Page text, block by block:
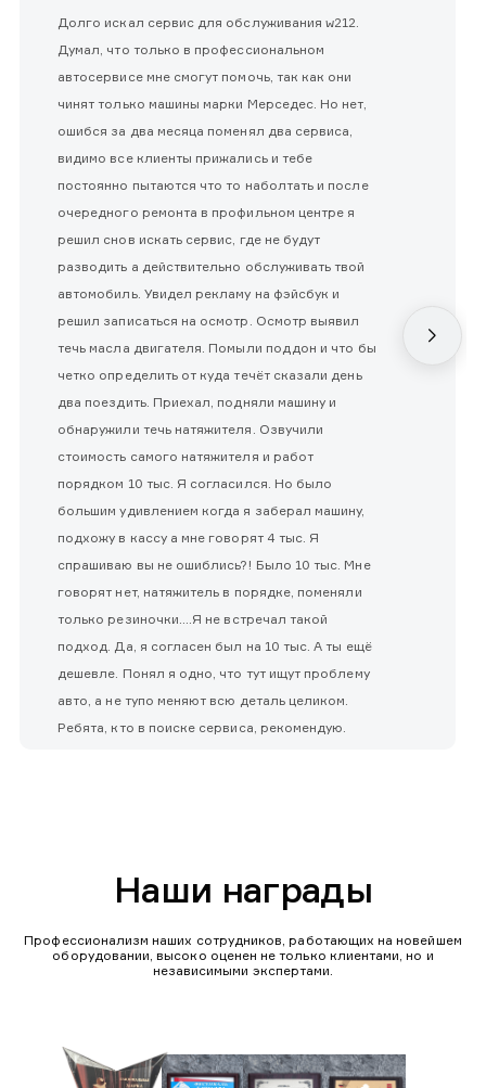
Долго искал сервис для обслуживания w212.
Думал, что только в профессиональном
автосервисе мне смогут помочь, так как они
чинят только машины марки Мерседес. Но нет,
ошибся за два месяца поменял два сервиса,
видимо все клиенты прижались и тебе
постоянно пытаются что то наболтать и после
очередного ремонта в профильном центре я
решил снов искать сервис, где не будут
разводить а действительно обслуживать твой
автомобиль. Увидел рекламу на фэйсбук и
решил записаться на осмотр. Осмотр выявил
течь масла двигателя. Помыли поддон и что бы
четко определить от куда течёт сказали день
два поездить. Приехал, подняли машину и
обнаружили течь натяжителя. Озвучили
стоимость самого натяжителя и работ
порядком 10 тыс. Я согласился. Но было
большим удивлением когда я заберал машину,
подхожу в кассу а мне говорят 4 тыс. Я
спрашиваю вы не ошиблись?! Было 10 тыс. Мне
говорят нет, натяжитель в порядке, поменяли
только резиночки....Я не встречал такой
подход. Да, я согласен был на 10 тыс. А ты ещё
дешевле. Понял я одно, что тут ищут проблему
авто, а не тупо меняют всю деталь целиком.
Ребята, кто в поиске сервиса, рекомендую.
Наши награды
Профессионализм наших сотрудников, работающих на новейшем
оборудовании, высоко оценен не только клиентами, но и
независимыми экспертами.